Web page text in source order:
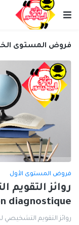
فروض المستوى
فروض المستوى الأول
روائز
diagnostique